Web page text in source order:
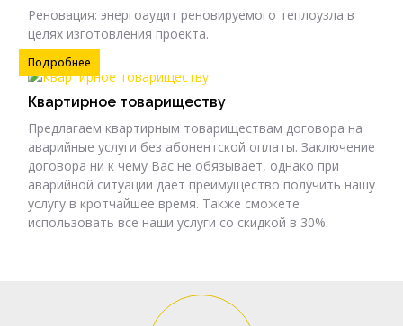
Реновация: энергоаудит реновируемого теплоузла в
целях изготовления проекта.
Подробнее
Квартирное товариществу
Предлагаем квартирным товариществам договора на
аварийные услуги без абонентской оплаты. Заключение
договора ни к чему Вас не обязывает, однако при
аварийной ситуации даёт преимущество получить нашу
услугу в кротчайшее время. Также сможете
использовать все наши услуги со скидкой в 30%.